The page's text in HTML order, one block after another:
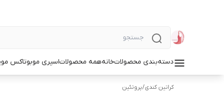
دسته‌بندی محصولاتخانههمه محصولاتاسپری موبوتاکس مو
کراتین کندی/پروتئین